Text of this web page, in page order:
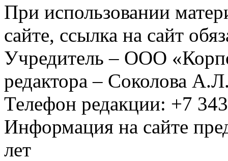
При использовании
сайте, ссылка на сайт
Учредитель – ООО
редактора – Соколова
Телефон редакции: +7
Информация на сайте
лет